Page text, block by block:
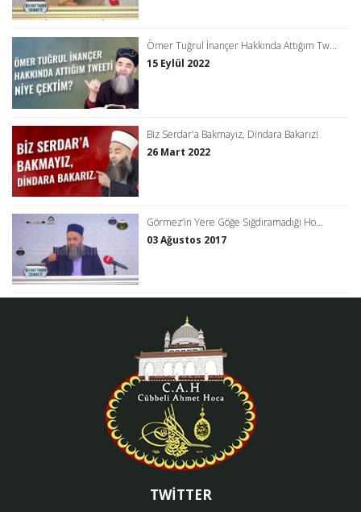
Ömer Tuğrul İnançer Hakkında Attığım Tw...
15 Eylül 2022
Biz Serdar'a Bakmayız, Dindara Bakarız!
26 Mart 2022
Görmez’in Yere Göğe Sığdıramadığı Ho...
03 Ağustos 2017
TWİTTER